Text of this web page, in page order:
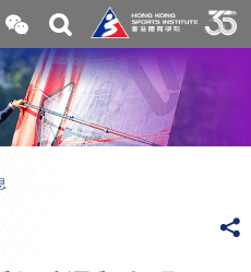
開
合
微
信
二
維
碼
關
搜
尋